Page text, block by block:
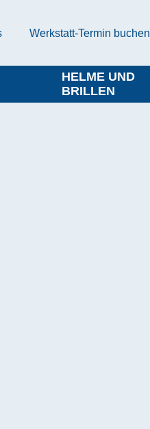
Werkstatt-Termin buchen
HELME UND
BRILLEN